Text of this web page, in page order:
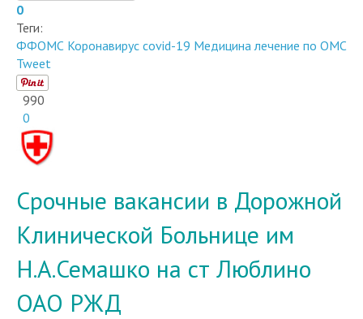
0
Теги:
ФФОМС Коронавирус covid-19 Медицина лечение по ОМС
Tweet
990
0
Срочные вакансии в Дорожной
Клинической Больнице им
Н.А.Семашко на ст Люблино
ОАО РЖД